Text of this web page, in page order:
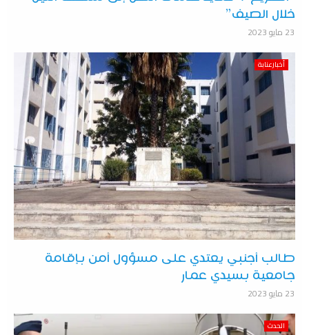
خلال الصيف”
23 مايو 2023
أخبارعنابة
طالب أجنبي يعتدي على مسؤول أمن بإقامة
جامعية بسيدي عمار
23 مايو 2023
الحدث